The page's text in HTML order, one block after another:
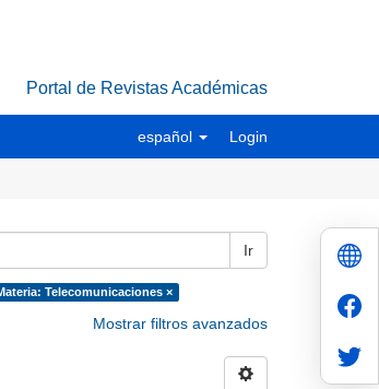
Portal de Revistas Académicas
español Login
Ir
Telecomunicaciones ×
Mostrar filtros avanzados